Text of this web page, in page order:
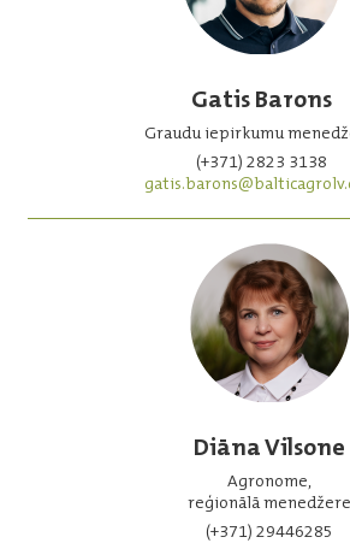
Gatis Barons
Graudu iepirkumu
(+371) 2823 3138
Diāna Vilsone
Agronome,
reģionālā menedžere
(+371) 29446285